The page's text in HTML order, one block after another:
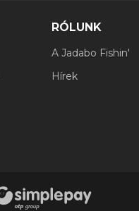
RÓLUNK
A Jadabo Fishin'
Hírek